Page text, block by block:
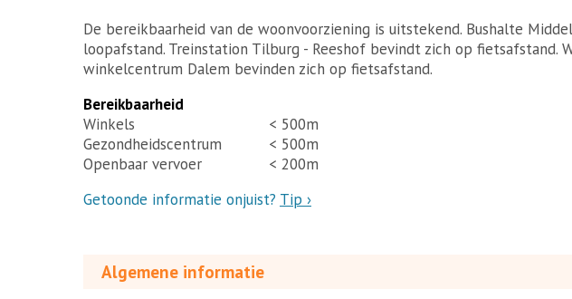
De bereikbaarheid van de woonvoorziening is uitstekend. Bushalte
loopafstand. Treinstation Tilburg - Reeshof bevindt zich op fietsafstand.
winkelcentrum Dalem bevinden zich op fietsafstand.
Bereikbaarheid
Winkels
< 500m
Gezondheidscentrum
< 500m
Openbaar vervoer
< 200m
Getoonde informatie onjuist? Tip ›
Algemene informatie